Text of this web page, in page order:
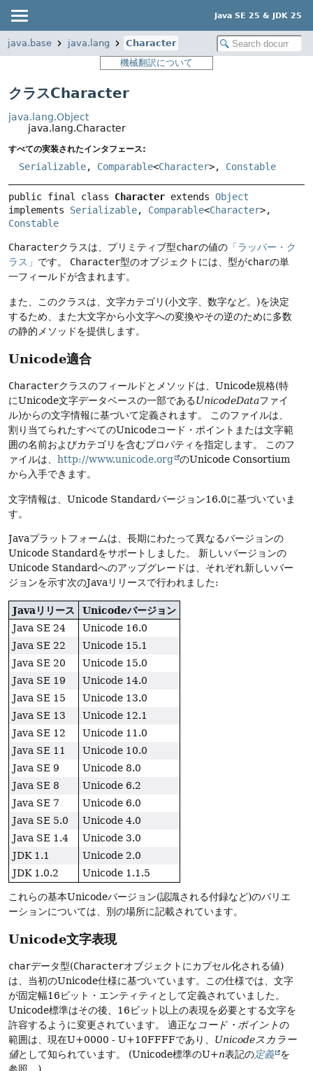
Java SE 25 & JDK 25
java.base java.lang
Character
機械翻訳について
クラスCharacter
java.lang.Object
java.lang.Character
すべての実装されたインタフェース:
Serializable, Comparable<Character>, Constable
public final class Character extends Object
implements Serializable, Comparable<Character
Constable
Characterクラスは、プリミティブ型charの値の 「ラッパー・ク
ラス」 です。 Character型のオブジェクトには、型がcharの単
一フィールドが含まれます。
また、このクラスは、文字カテゴリ(小文字、数字など。)を決定
するため、また大文字から小文字への変換やその逆のために多数
の静的メソッドを提供します。
Unicode適合
Characterクラスのフィールドとメソッドは、Unicode規格(特
にUnicode文字データベースの一部であるUnicodeDataファイ
ル)からの文字情報に基づいて定義されます。
このファイルは、
割り当てられたすべてのUnicodeコード・ポイントまたは文字範
囲の名前およびカテゴリを含むプロパティを指定します。
このフ
ァイルは、 http://www.unicode.org のUnicode Consortium
から入手できます。
文字情報は、Unicode Standardバージョン16.0に基づいていま
す。
Javaプラットフォームは、長期にわたって異なるバージョンの
Unicode Standardをサポートしました。
新しいバージョンの
Unicode Standardへのアップグレードは、それぞれ新しいバー
ジョンを示す次のJavaリリースで行われました:
Javaリリース Unicodeバージョン
Java SE 24
Unicode 16.0
Java SE 22
Unicode 15.1
Java SE 20
Unicode 15.0
Java SE 19
Unicode 14.0
Java SE 15
Unicode 13.0
Java SE 13
Unicode 12.1
Java SE 12
Unicode 11.0
Java SE 11
Unicode 10.0
Java SE 9
Unicode 8.0
Java SE 8
Unicode 6.2
Java SE 7
Unicode 6.0
Java SE 5.0
Unicode 4.0
Java SE 1.4
Unicode 3.0
JDK 1.1
Unicode 2.0
JDK 1.0.2
Unicode 1.1.5
これらの基本Unicodeバージョン(認識される付録など)のバリエ
ーションについては、別の場所に記載されています。
Unicode文字表現
charデータ型(Characterオブジェクトにカプセル化される値)
は、当初のUnicode仕様に基づいています。この仕様では、文字
が固定幅16ビット・エンティティとして定義されていました。
Unicode標準はその後、16ビット以上の表現を必要とする文字を
許容するように変更されています。
適正なコード・ポイントの
範囲は、現在U+0000 - U+10FFFFであり、 Unicodeスカラー
値として知られています。 (Unicode標準のU+n表記の定義
を